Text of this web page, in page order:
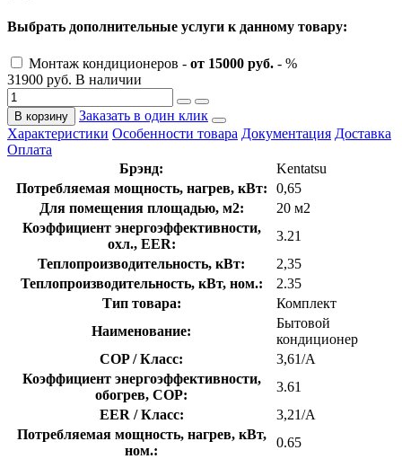
Выбрать дополнительные услуги к данному товару:
Монтаж кондиционеров - от 15000 руб. - %
31900 руб. В наличии
В корзину
Заказать в один клик
Характеристики Особенности товара Документация Доставка
Оплата
Брэнд:
Kentatsu
Потребляемая мощность, нагрев, кВт:
0,65
Для помещения площадью, м2:
20 м2
Коэффициент энергоэффективности,
охл., EER:
3.21
Теплопроизводительность, кВт:
2,35
Теплопроизводительность, кВт, ном.:
2.35
Тип товара:
Комплект
Наименование:
Бытовой
кондиционер
COP / Класс:
3,61/A
Коэффициент энергоэффективности,
обогрев, COP:
3.61
EER / Класс:
3,21/A
Потребляемая мощность, нагрев, кВт,
ном.:
0.65